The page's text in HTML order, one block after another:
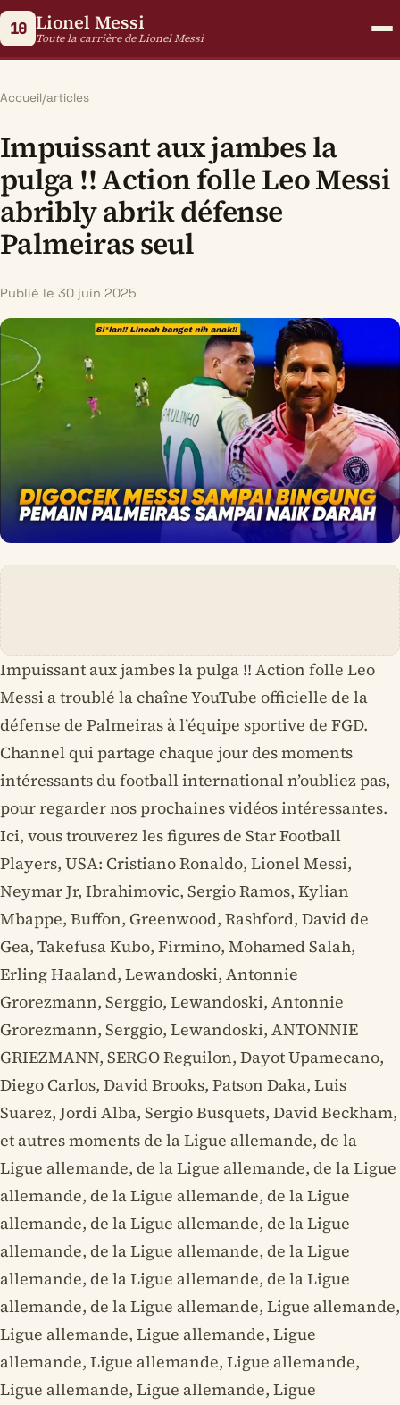
10 Lionel Messi
Toute la carrière de Lionel Messi
Accueil/articles
Impuissant aux jambes la
pulga !! Action folle Leo Messi
abribly abrik défense
Palmeiras seul
Publié le 30 juin 2025
Impuissant aux jambes la pulga !! Action folle Leo
Messi a troublé la chaîne YouTube officielle de la
défense de Palmeiras à l’équipe sportive de FGD.
Channel qui partage chaque jour des moments
intéressants du football international n’oubliez pas,
pour regarder nos prochaines vidéos intéressantes.
Ici, vous trouverez les figures de Star Football
Players, USA: Cristiano Ronaldo, Lionel Messi,
Neymar Jr, Ibrahimovic, Sergio Ramos, Kylian
Mbappe, Buffon, Greenwood, Rashford, David de
Gea, Takefusa Kubo, Firmino, Mohamed Salah,
Erling Haaland, Lewandoski, Antonnie
Grorezmann, Serggio, Lewandoski, Antonnie
Grorezmann, Serggio, Lewandoski, ANTONNIE
GRIEZMANN, SERGO Reguilon, Dayot Upamecano,
Diego Carlos, David Brooks, Patson Daka, Luis
Suarez, Jordi Alba, Sergio Busquets, David Beckham,
et autres moments de la Ligue allemande, de la
Ligue allemande, de la Ligue allemande, de la Ligue
allemande, de la Ligue allemande, de la Ligue
allemande, de la Ligue allemande, de la Ligue
allemande, de la Ligue allemande, de la Ligue
allemande, de la Ligue allemande, de la Ligue
allemande, de la Ligue allemande, Ligue allemande,
Ligue allemande, Ligue allemande, Ligue
allemande, Ligue allemande, Ligue allemande,
Ligue allemande, Ligue allemande, Ligue